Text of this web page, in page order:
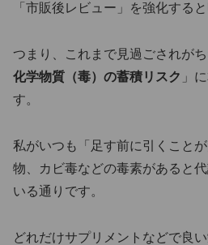
「市販後レビュー」を強化する
つまり、これまで見過ごされがち
化学物質（毒）の蓄積リスク 」
す。
私がいつも「足す前に引くこと
物、カビ毒などの毒素があると
いる通りです。
どれだけサプリメントなどで良